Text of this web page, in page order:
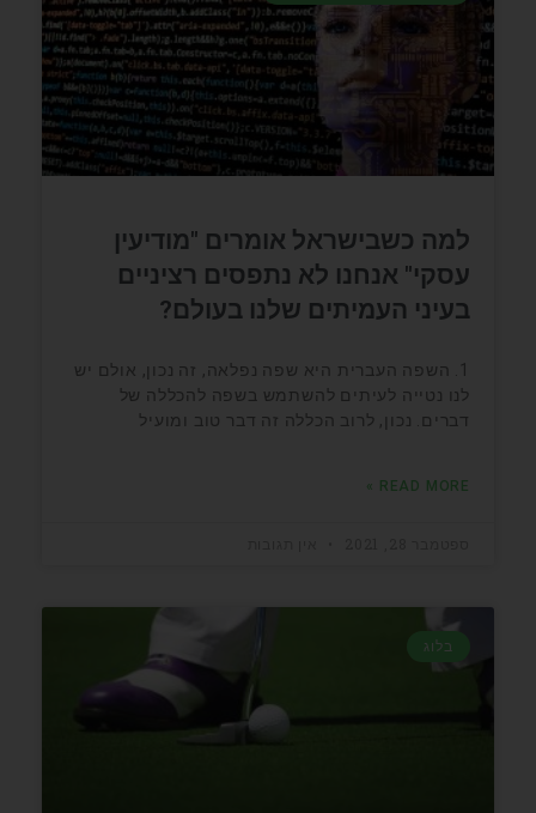
למה כשבישראל אומרים "מודיעין
עסקי" אנחנו לא נתפסים רציניים
בעיני העמיתים שלנו בעולם?
1. השפה העברית היא שפה נפלאה, זה נכון, אולם יש
לנו נטייה לעיתים להשתמש בשפה להכללה של
דברים. נכון, לרוב הכללה זה דבר טוב ומועיל
READ MORE »
בלוג